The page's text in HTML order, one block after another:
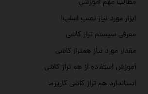
مطالب مهم آموزشی
ابزار مورد نیاز نصب اسلب!
معرفی سیستم تراز کاشی
مقدار مورد نیاز همتراز کاشی
آموزش استفاده از هم تراز کاشی
استاندارد هم تراز کاشی کاریزما